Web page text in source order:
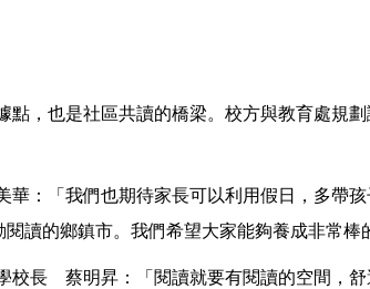
點，也是社區共讀的橋梁。校方與教育處規
：「我們也期待家長可以利用假日，多帶
讀的鄉鎮市。我們希望大家能夠養成非常棒
校長 蔡明昇：「閱讀就要有閱讀的空間，